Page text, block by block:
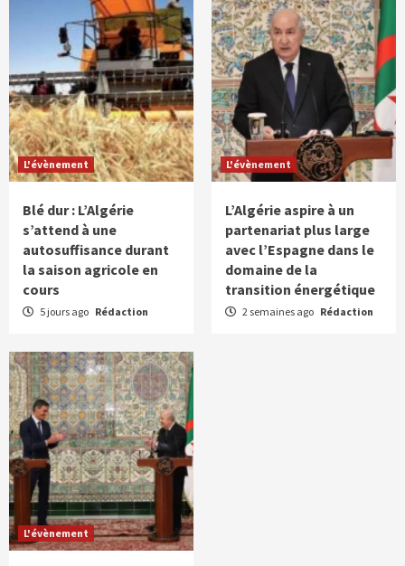
L'évènement
Blé dur : L’Algérie
s’attend à une
autosuffisance durant
la saison agricole en
cours
5 jours ago Rédaction
L'évènement
L’Algérie aspire à un
partenariat plus large
avec l’Espagne dans le
domaine de la
transition énergétique
2 semaines ago Rédaction
L'évènement